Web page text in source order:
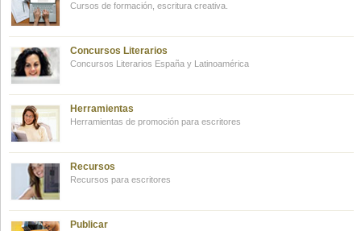
Cursos de formación, escritura creativa.
Concursos Literarios
Concursos Literarios España y Latinoamérica
Herramientas
Herramientas de promoción para escritores
Recursos
Recursos para escritores
Publicar